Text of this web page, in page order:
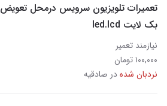
تعمیرات تلویزیون سرویس درمحل تعویض
بک لایت Ied.lcd
نیازمند تعمیر
۱۰۰,۰۰۰ تومان
نردبان شدهدر صادقیه